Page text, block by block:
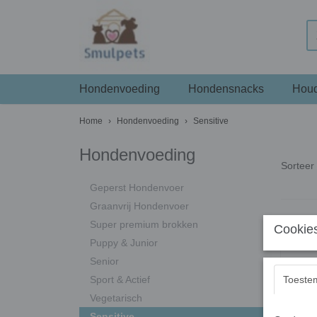
Hondenvoeding Hondensnacks
Home › Hondenvoeding › Sensitive
Hondenvoeding
Geperst Hondenvoer
Graanvrij Hondenvoer
Super premium brokken
Puppy & Junior
Senior
Sport & Actief
Vegetarisch